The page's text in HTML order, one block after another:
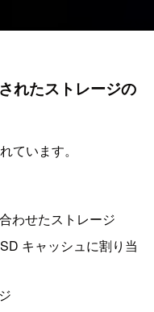
れたストレージの
ています。
わせたストレージ
キャッシュに割り当